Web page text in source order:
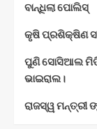
ବାନ୍ଧିଲା ପୋଲିସ୍
କୃଷି ପ୍ରଶିକ୍ଷିଣ
ପୁଣି ସୋସିଆଲ
ଭାଇରାଲ।
ରାଜସ୍ୱ ମନ୍ତ୍ରୀ